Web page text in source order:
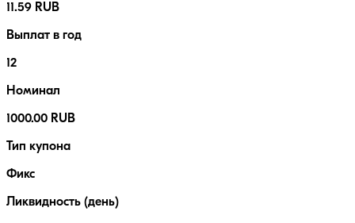
11.59 RUB
Выплат в год
12
Номинал
1000.00 RUB
Тип купона
Фикс
Ликвидность (день)